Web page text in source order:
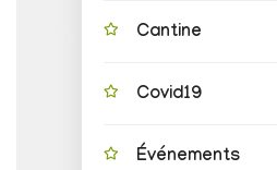
Cantine
Covid19
Événements